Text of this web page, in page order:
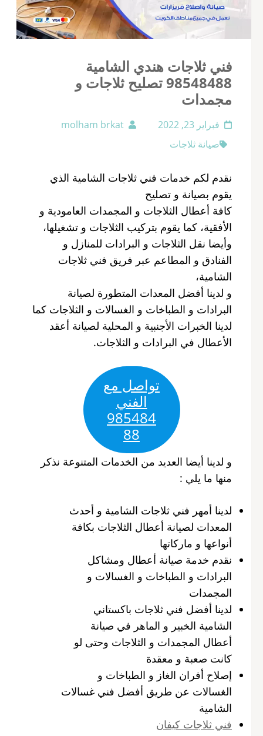
فني ثلاجات هندي الشامية
98548488 تصليح ثلاجات و
مجمدات
فبراير 23, 2022
molham brkat
صيانة ثلاجات
نقدم لكم خدمات فني ثلاجات الشامية الذي
يقوم بصيانة و تصليح
كافة أعطال الثلاجات و المجمدات العامودية و
الأفقية، كما يقوم بتركيب الثلاجات و تشغيلها،
وأيضا نقل الثلاجات و البرادات للمنازل و
الفنادق و المطاعم عبر فريق فني ثلاجات
الشامية،
و لدينا أفضل المعدات المتطورة لصيانة
البرادات و الطباخات و الغسالات و الثلاجات كما
لدينا الخبرات الأجنبية و المحلية لصيانة أعقد
الأعطال في البرادات و الثلاجات.
تواصل مع
الفني
985484
88
و لدينا أيضا العديد من الخدمات المتنوعة نذكر
منها ما يلي :
لدينا أمهر فني ثلاجات الشامية و أحدث
المعدات لصيانة أعطال الثلاجات بكافة
أنواعها و ماركاتها
نقدم خدمة صيانة أعطال ومشاكل
البرادات و الطباخات و الغسالات و
المجمدات
لدينا أفضل فني ثلاجات باكستاني
الشامية الخبير و الماهر في صيانة
أعطال المجمدات و الثلاجات وحتى لو
كانت صعبة و معقدة
إصلاح أفران الغاز و الطباخات و
الغسالات عن طريق أفضل فني غسالات
الشامية
فني ثلاجات كيفان